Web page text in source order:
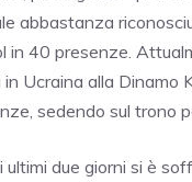
abbastanza
40 presenze.
Ucraina alla
sedendo sul trono
ultimi due giorni si è